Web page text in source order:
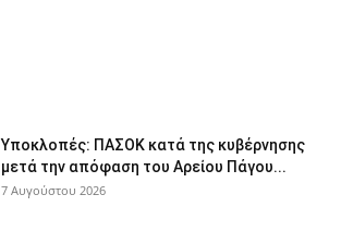
Υποκλοπές: ΠΑΣΟΚ κατά της κυβέρνησης
μετά την απόφαση του Αρείου Πάγου...
7 Αυγούστου 2026